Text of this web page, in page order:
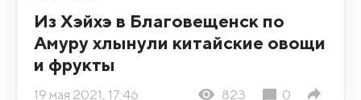
Из Хэйхэ в Благовещенск по
Амуру хлынули китайские овощи
и фрукты
19 мая 2021, 17:46 823 0